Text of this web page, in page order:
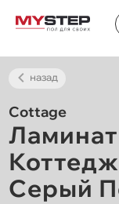
назад
Cottage
Серый